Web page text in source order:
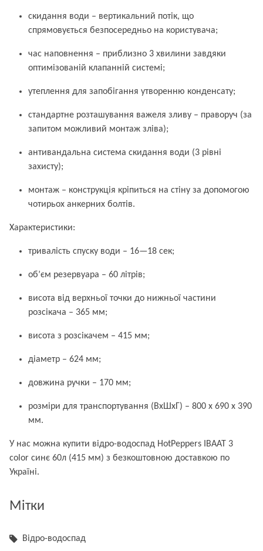
скидання води – вертикальний потік, що
спрямовується безпосередньо на користувача;
час наповнення – приблизно 3 хвилини завдяки
оптимізованій клапанній системі;
утеплення для запобігання утворенню конденсату;
стандартне розташування важеля зливу – праворуч (за
запитом можливий монтаж зліва);
антивандальна система скидання води (3 рівні
захисту);
монтаж – конструкція кріпиться на стіну за допомогою
чотирьох анкерних болтів.
Характеристики:
тривалість спуску води – 16—18 сек;
об’єм резервуара – 60 літрів;
висота від верхньої точки до нижньої частини
розсікача – 365 мм;
висота з розсікачем – 415 мм;
діаметр – 624 мм;
довжина ручки – 170 мм;
розміри для транспортування (ВхШхГ) – 800 х 690 х 390
мм.
У нас можна купити відро-водоспад HotPeppers ІВААТ 3
color синє 60л (415 мм) з безкоштовною доставкою по
Україні.
Мітки
Відро-водоспад